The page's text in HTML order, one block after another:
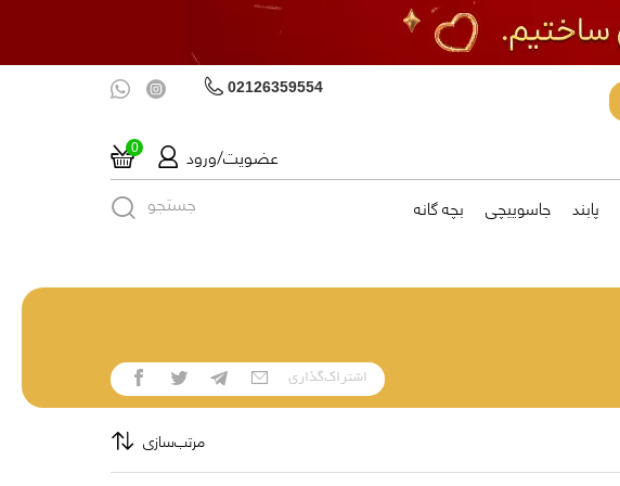
02126359554
0 عضویت/ورود
پابند جاسوییچی بچه گانه جستجو
اشتراک‌گذاری
مرتب‌سازی